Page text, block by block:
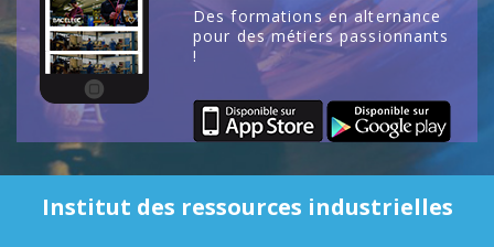
Des formations en alternance
pour des métiers passionnants
!
Institut des ressources industrielles